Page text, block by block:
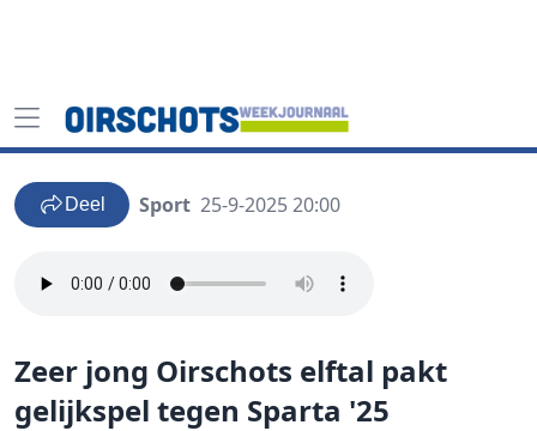
Deel Sport 25-9-2025 20:00
Zeer jong Oirschots elftal pakt
gelijkspel tegen Sparta '25